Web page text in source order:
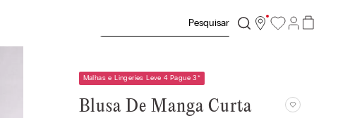
Malhas e Lingeries Leve 4 Pague 3*
Blusa De Manga Curta